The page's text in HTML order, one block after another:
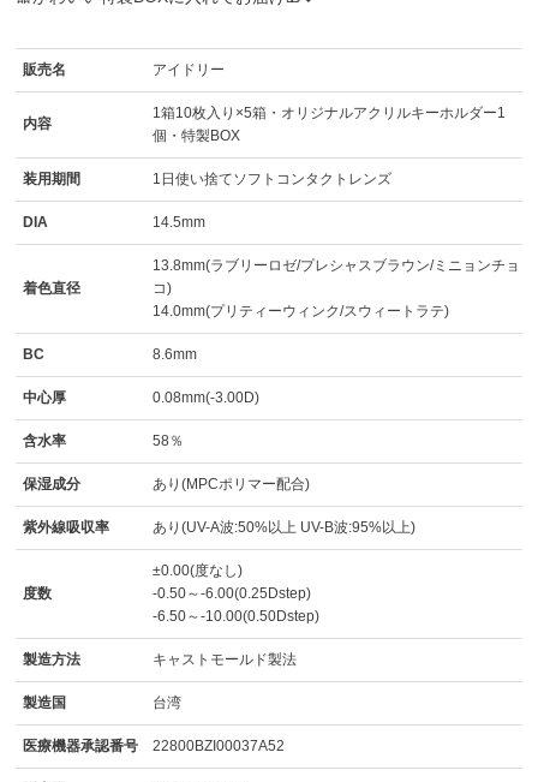
販売名 アイドリー
内容
1箱10枚入り×5箱・オリジナルアクリルキーホルダー1
個・特製BOX
装用期間 1日使い捨てソフトコンタクトレンズ
DIA 14.5mm
着色直径
13.8mm(ラブリーロゼ/プレシャスブラウン/ミニョンチョ
コ)
14.0mm(プリティーウィンク/スウィートラテ)
BC 8.6mm
中心厚 0.08mm(-3.00D)
含水率 58％
保湿成分 あり(MPCポリマー配合)
紫外線吸収率 あり(UV-A波:50%以上 UV-B波:95%以上)
度数
±0.00(度なし)
-0.50～-6.00(0.25Dstep)
-6.50～-10.00(0.50Dstep)
製造方法 キャストモールド製法
製造国 台湾
医療機器承認番号 22800BZI00037A52